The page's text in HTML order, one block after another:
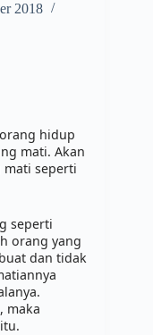
2018
hidup
mati. Akan
seperti
seperti
orang yang
dan tidak
maka